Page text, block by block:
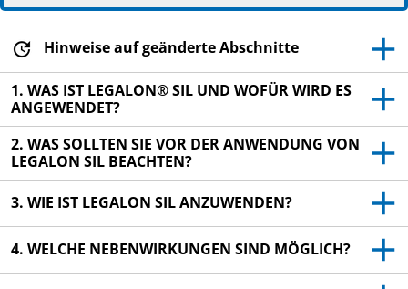
Wenn Sie weitere Fragen haben, wenden Sie sich
an Ihren Arzt oder Apotheker.
verschrieben. Geben Sie es nicht an Dritte weiter.
Es kann anderen Menschen schaden, auch wenn
diese dieselben Beschwerden haben wie Sie.
Wenn Sie Nebenwirkungen bemerken, wenden Sie
sich an Ihren Arzt oder Apotheker. Dies gilt auch
für Nebenwirkungen, die nicht in dieser
Packungsbeilage angegeben sind. Siehe Abschnitt
4.
Hinweise auf geänderte Abschnitte
1. WAS IST LEGALON® SIL UND WOFÜR WIRD ES
ANGEWENDET?
2. WAS SOLLTEN SIE VOR DER ANWENDUNG VON
LEGALON SIL BEACHTEN?
3. WIE IST LEGALON SIL ANZUWENDEN?
4. WELCHE NEBENWIRKUNGEN SIND MÖGLICH?